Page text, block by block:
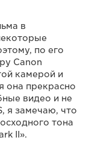
в
по его
Canon
камерой и
она прекрасно
видео и не
я замечаю, что
тона
II».